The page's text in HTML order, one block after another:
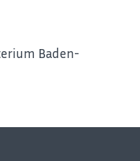
Baden-